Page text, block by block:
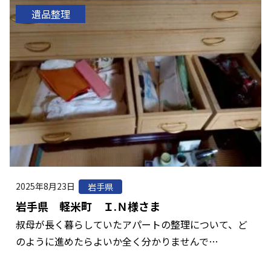
遺品整理
2025年8月23日 岩手県
岩手県 軽米町 Ｉ.Ｎ様さま
叔母が長く暮らしていたアパートの整理について、ど
のように進めたらよいか全く分かりませんで…